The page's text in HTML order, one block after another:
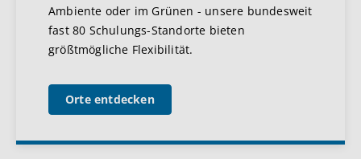
Ambiente oder im Grünen - unsere bundesweit
fast 80 Schulungs-Standorte bieten
größtmögliche Flexibilität.
Orte entdecken